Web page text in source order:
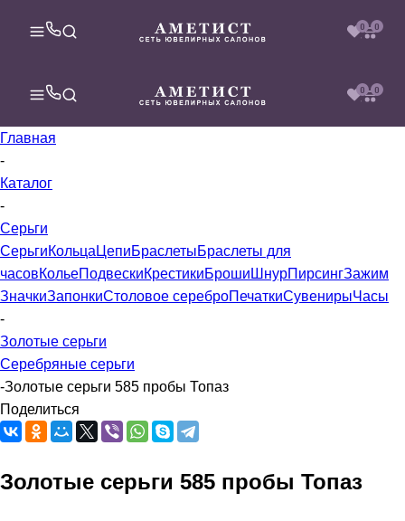
0 0
0 0
Главная
-
Каталог
-
Серьги
СерьгиКольца ЦепиБраслетыБраслеты для
часовКольеПодвескиКрестикиБроши ШнурПирсингЗажим
ЗначкиЗапонкиСтоловое сереброПечаткиСувенирыЧасы
-
Золотые серьги
Серебряные серьги
-Золотые серьги 585 пробы Топаз
Поделиться
Золотые серьги 585 пробы Топаз